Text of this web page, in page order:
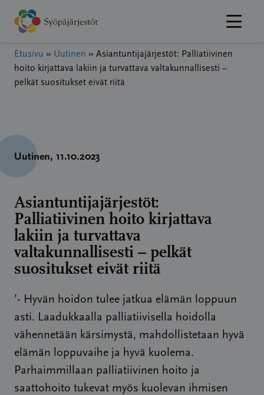
Hyppää
sisältöön
Etusivu » Uutinen » Asiantuntijajärjestöt: Palliatiivinen
hoito kirjattava lakiin ja turvattava valtakunnallisesti –
pelkät suositukset eivät riitä
Uutinen, 11.10.2023
Asiantuntijajärjestöt:
Palliatiivinen hoito kirjattava
lakiin ja turvattava
valtakunnallisesti – pelkät
suositukset eivät riitä
’- Hyvän hoidon tulee jatkua elämän loppuun
asti. Laadukkaalla palliatiivisella hoidolla
vähennetään kärsimystä, mahdollistetaan hyvä
elämän loppuvaihe ja hyvä kuolema.
Parhaimmillaan palliatiivinen hoito ja
saattohoito tukevat myös kuolevan ihmisen